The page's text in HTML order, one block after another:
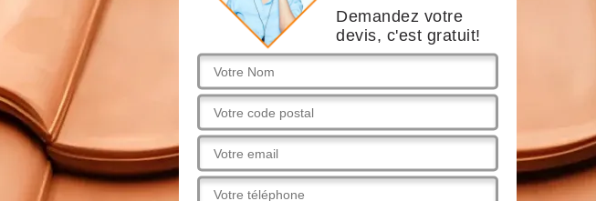
Demandez votre
devis, c'est gratuit!